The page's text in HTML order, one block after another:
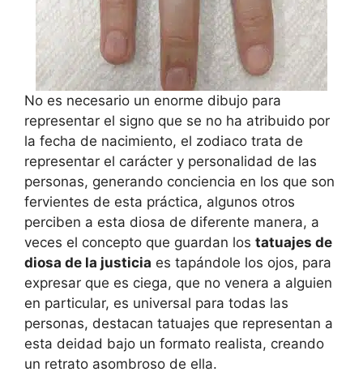
No es necesario un enorme dibujo para
representar el signo que se no ha atribuido por
la fecha de nacimiento, el zodiaco trata de
representar el carácter y personalidad de las
personas, generando conciencia en los que son
fervientes de esta práctica, algunos otros
perciben a esta diosa de diferente manera, a
veces el concepto que guardan los tatuajes de
diosa de la justicia es tapándole los ojos, para
expresar que es ciega, que no venera a alguien
en particular, es universal para todas las
personas, destacan tatuajes que representan a
esta deidad bajo un formato realista, creando
un retrato asombroso de ella.